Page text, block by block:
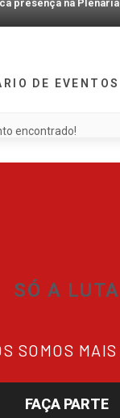
presença na
DE EVENTOS
encontrado!
SÓ A LUTA
SOMOS
FAÇA PARTE